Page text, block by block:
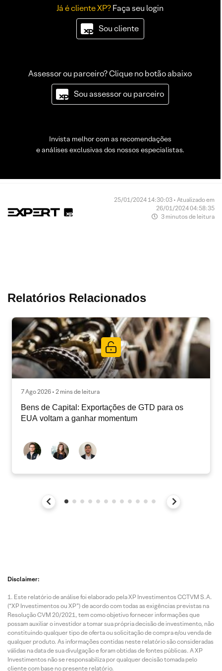
Já é cliente XP?Faça seu login
Sou cliente
Assessor ou parceiro? Clique no botão abaixo
Sou assessor ou parceiro
Invista melhor com as recomendações
e análises exclusivas dos nossos especialistas.
25/01/2024 14:30:03 • Atualizado em
26/01/2024 04:58:35
3 minutos de leitura
Relatórios Relacionados
7 Ago 2026 • 2 mins de leitura
Bens de Capital: Exportações de GTD para os
EUA voltam a ganhar momentum
Disclaimer:
Este relatório de análise foi elaborado pela XP Investimentos CCTVM S.A.
(“XP Investimentos ou XP”) de acordo com todas as exigências previstas na
Resolução CVM 20/2021, tem como objetivo fornecer informações que
possam auxiliar o investidor a tomar sua própria decisão de investimento, não
constituindo qualquer tipo de oferta ou solicitação de compra e/ou venda de
qualquer produto. As informações contidas neste relatório são consideradas
válidas na data de sua divulgação e foram obtidas de fontes públicas. A XP
Investimentos não se responsabiliza por qualquer decisão tomada pelo
cliente com base no presente relatório.